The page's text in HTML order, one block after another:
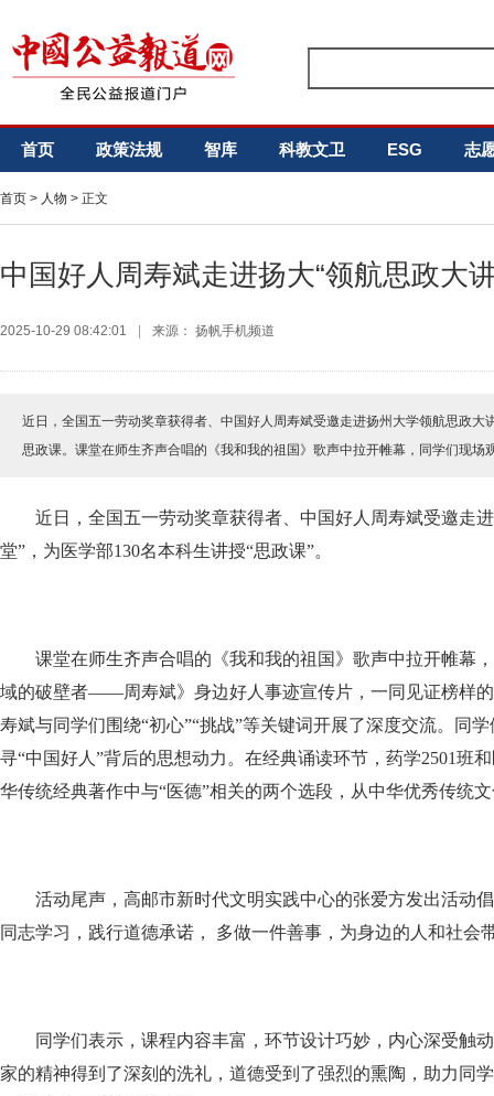
首页 政策法规 智库 科教文卫 ESG 志
首页 > 人物 > 正文
中国好人周寿斌走进扬大“领航思政大
2025-10-29 08:42:01 来源： 扬帆手机频道
近日，全国五一劳动奖章获得者、中国好人周寿斌受邀走进扬州大学领航思政大
思政课。课堂在师生齐声合唱的《我和我的祖国》歌声中拉开帷幕，同学们现
近日，全国五一劳动奖章获得者、中国好人周寿斌受邀走
堂”，为医学部130名本科生讲授“思政课”。
课堂在师生齐声合唱的《我和我的祖国》歌声中拉开帷幕
域的破壁者——周寿斌》身边好人事迹宣传片，一同见证榜样
寿斌与同学们围绕“初心”“挑战”等关键词开展了深度交流。同
寻“中国好人”背后的思想动力。在经典诵读环节，药学2501班
华传统经典著作中与“医德”相关的两个选段，从中华优秀传统
活动尾声，高邮市新时代文明实践中心的张爱方发出活动
同志学习，践行道德承诺， 多做一件善事，为身边的人和社会
同学们表示，课程内容丰富，环节设计巧妙，内心深受触
家的精神得到了深刻的洗礼，道德受到了强烈的熏陶，助力同